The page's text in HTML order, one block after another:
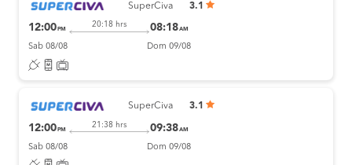
SuperCiva 3.1
12:00PM
20:18 hrs 08:18AM
Sab 08/08 Dom 09/08
SuperCiva 3.1
12:00 PM
21:38 hrs 09:38AM
Sab 08/08 Dom 09/08